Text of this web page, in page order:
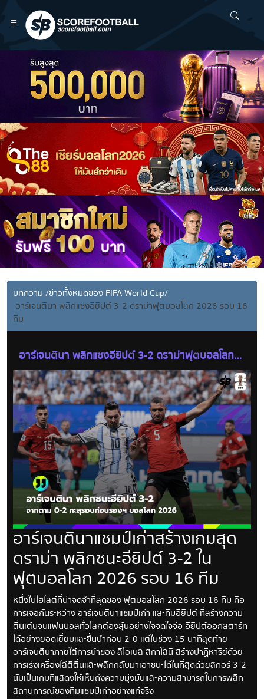
บทความ /ข่าวทั้งหมดของ FIFA World Cup/
อาร์เจนตินา พลิกแซงอียิปต์ 3-2 ดราม่าฟุตบอลโลก 2026 รอบ 16
ทีม
อาร์เจนตินา พลิกแซงอียิปต์ 3-2 ดราม่าฟุตบอลโลก
2026 รอบ 16 ทีม
อาร์เจนตินาแชมป์เก่าสร้างเกมสุด
ดราม่า พลิกชนะอียิปต์ 3-2 ใน
ฟุตบอลโลก 2026 รอบ 16 ทีม
หนึ่งในไฮไลต์ที่น่าจดจำที่สุดของ ฟุตบอลโลก 2026 รอบ 16 ทีม คือ
การเจอกันระหว่าง อาร์เจนตินาแชมป์เก่า และทีมอียิปต์ ที่สร้างความ
ตื่นเต้นจนแฟนบอลทั่วโลกต้องลุ้นอย่างใจจดใจจ่อ อียิปต์ออกสตาร์ท
ได้อย่างยอดเยี่ยมและขึ้นนำก่อน 2-0 แต่ในช่วง 15 นาทีสุดท้าย
อาร์เจนตินาภายใต้การนำของ ลิโอเนล สกาโลนี สร้างปาฏิหาริย์ด้วย
การเร่งเครื่องไล่ตีตื้นและพลิกกลับมาเอาชนะได้ในที่สุดด้วยสกอร์ 3-2
นับเป็นเกมที่แสดงให้เห็นถึงความมุ่งมั่นและความสามารถในการพลิก
สถานการณ์ของทีมแชมป์เก่าอย่างแท้จริง